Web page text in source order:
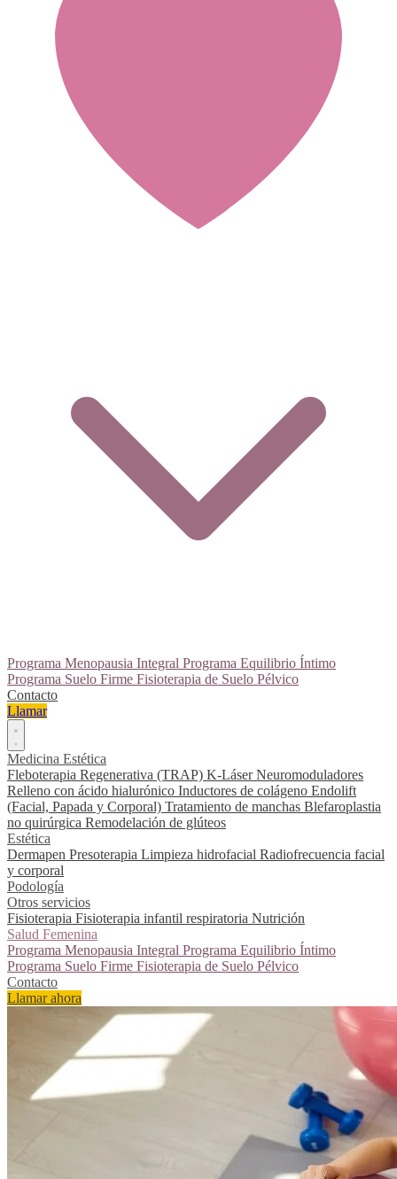
Programa Menopausia Integral Programa Equilibrio Íntimo
Programa Suelo Firme Fisioterapia de Suelo Pélvico
Contacto
Llamar
Medicina Estética
Fleboterapia Regenerativa (TRAP) K-LáserNeuromoduladores
Relleno con ácido hialurónico Inductores de colágeno Endolift
(Facial, Papada y Corporal) Tratamiento de manchas Blefaroplastia
no quirúrgica Remodelación de glúteos
Estética
Dermapen Presoterapia Limpieza hidrofacial Radiofrecuencia facial
y corporal
Podología
Otros servicios
Fisioterapia Fisioterapia infantil respiratoria Nutrición
Salud Femenina
Programa Menopausia Integral Programa Equilibrio Íntimo
Programa Suelo Firme Fisioterapia de Suelo Pélvico
Contacto
Llamar ahora